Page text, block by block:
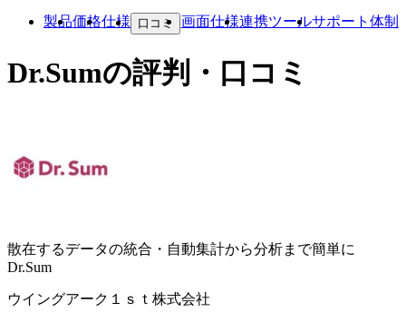
製品価格仕様 口コミ 画面仕様連携ツールサポート体制
Dr.Sumの評判・口コミ
散在するデータの統合・自動集計から分析まで簡単に
Dr.Sum
ウイングアーク１ｓｔ株式会社